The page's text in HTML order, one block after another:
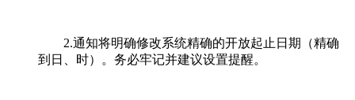
2.通知将明确修改系统精确的开放起止日期（精确
到日、时）。务必牢记并建议设置提醒。